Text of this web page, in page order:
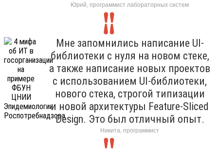
Юрий, программист лабораторных систем
Мне запомнились написание UI-
библиотеки с нуля на новом стеке,
а также написание новых проектов
с использованием UI-библиотеки,
нового стека, строгой типизации
и новой архитектуры Feature-Sliced
Design. Это был отличный опыт.
Никита, программист